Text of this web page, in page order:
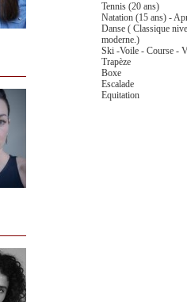
Tennis (20 ans)
Natation (15 ans) -
Danse ( Classique
moderne.)
Ski -Voile - Course -
Trapèze
Boxe
Escalade
Equitation